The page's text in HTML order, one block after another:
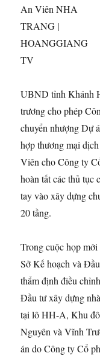
An Viên NHA
TRANG |
HOANGGIANG
TV
UBND tỉnh Khánh
trương cho phép
chuyển nhượng Dự
hợp thương mại
Viên cho Công ty
hoàn tất các thủ tục
tay vào xây dựng
20 tầng.
Trong cuộc họp
Sở Kế hoạch và
thẩm định điều
Đầu tư xây dựng
tại lô HH-A, Khu
Nguyên và Vĩnh
án do Công ty Cổ